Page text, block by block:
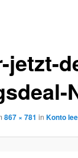
867 × 781 in Konto